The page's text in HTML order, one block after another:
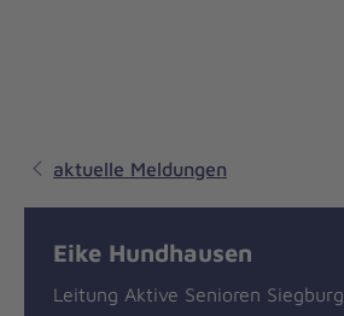
aktuelle Meldungen
Eike Hundhausen
Leitung Aktive Senioren Siegburg